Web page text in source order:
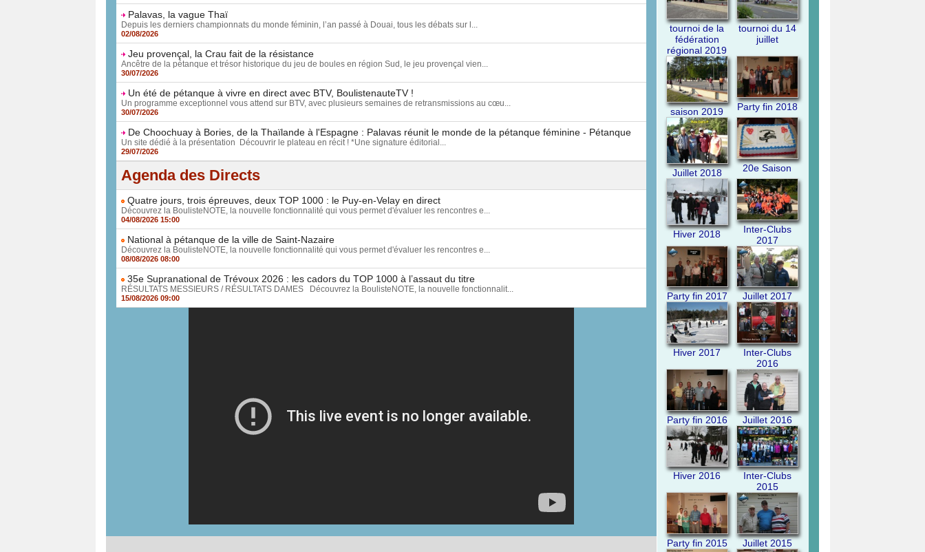
Palavas, la vague Thaï
Depuis les derniers championnats du monde féminin, l’an passé à Douai, tous les débats sur l...
02/08/2026
Jeu provençal, la Crau fait de la résistance
Ancêtre de la pétanque et trésor historique du jeu de boules en région Sud, le jeu provençal vien...
30/07/2026
Un été de pétanque à vivre en direct avec BTV, BoulistenauteTV !
Un programme exceptionnel vous attend sur BTV, avec plusieurs semaines de retransmissions au cœu...
30/07/2026
De Choochuay à Bories, de la Thaïlande à l'Espagne : Palavas réunit le monde de la pétanque féminine - Pétanque
Un site dédié à la présentation Découvrir le plateau en récit ! *Une signature éditorial...
29/07/2026
Agenda des Directs
Quatre jours, trois épreuves, deux TOP 1000 : le Puy-en-Velay en direct
Découvrez la BoulisteNOTE, la nouvelle fonctionnalité qui vous permet d'évaluer les rencontres e...
04/08/2026 15:00
National à pétanque de la ville de Saint-Nazaire
Découvrez la BoulisteNOTE, la nouvelle fonctionnalité qui vous permet d'évaluer les rencontres e...
08/08/2026 08:00
35e Supranational de Trévoux 2026 : les cadors du TOP 1000 à l’assaut du titre
RÉSULTATS MESSIEURS / RÉSULTATS DAMES Découvrez la BoulisteNOTE, la nouvelle fonctionnalit...
15/08/2026 09:00
tournoi de la
fédération
régional 2019
tournoi du 14
juillet
saison 2019 Party fin 2018
Juillet 2018 20e Saison
Hiver 2018
Inter-Clubs
2017
Party fin 2017 Juillet 2017
Hiver 2017
Inter-Clubs
2016
Party fin 2016 Juillet 2016
Hiver 2016
Inter-Clubs
2015
Party fin 2015 Juillet 2015